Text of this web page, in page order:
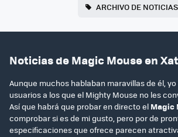
ARCHIVO DE NOTICIAS
Noticias de Magic Mouse en
Aunque muchos hablaban maravillas de él,
usuarios a los que el Mighty Mouse no les
Así que habrá que probar en directo el Magic
comprobar si es de mi gusto, pero por de
especificaciones que ofrece parecen